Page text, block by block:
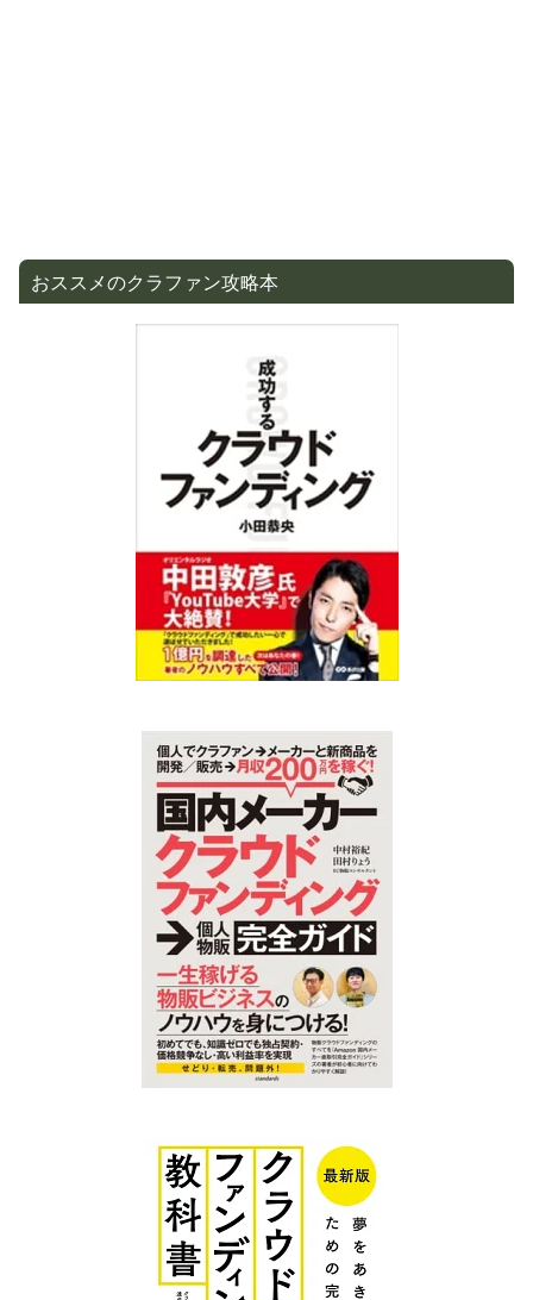
おススメのクラファン攻略本